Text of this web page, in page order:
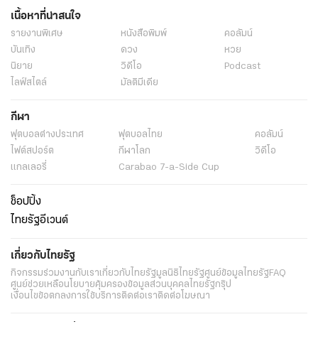
เนื้อหาที่น่าสนใจ
รายงานพิเศษ หนังสือพิมพ์
คอลัมน์
บันเทิง
ดวง
หวย
นิยาย
วิดีโอ
Podcast
ไลฟ์สไตล์
มัลติมีเดีย
กีฬา
ฟุตบอลต่่างประเทศ ฟุตบอลไทย
คอลัมน์
ไฟต์สปอร์ต
กีฬาโลก
วิดีโอ
แกลเลอรี่
Carabao 7-a-Side Cup
ช็อปปิ้ง
ไทยรัฐอีเวนต์
เกี่ยวกับไทยรัฐ
กิจกรรมร่วมงานกับเราเกี่ยวกับไทยรัฐมูลนิธิไทยรัฐศูนย์ข้อมูลไทยรัฐFAQ
ศูนย์ช่วยเหลือนโยบายคุ้มครองข้อมูลส่วนบุคคลไทยรัฐกรุ๊ป
เงื่อนไขข้อตกลงการใช้บริการติดต่อเราติดต่อโฆษณา